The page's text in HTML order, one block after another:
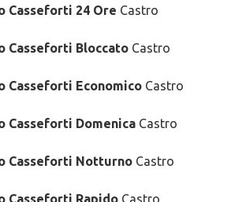
Casseforti 24 Ore Castro
Casseforti Bloccato Castro
Casseforti Economico Castro
Casseforti Domenica Castro
Casseforti Notturno Castro
Casseforti Rapido Castro